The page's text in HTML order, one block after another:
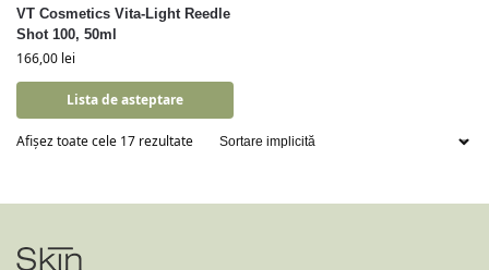
VT Cosmetics Vita-Light Reedle
Shot 100, 50ml
166,00 lei
Lista de asteptare
Afișez toate cele 17 rezultate